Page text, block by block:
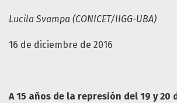
Lucila Svampa (CONICET/IIGG-UBA)
16 de diciembre de 2016
A 15 años de la represión del 19 y 20